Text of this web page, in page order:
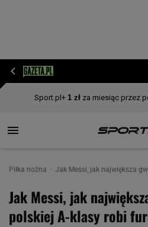
Piłka nożna Jak Messi, jak największa
Jak Messi, jak
polskiej A-klasy robi